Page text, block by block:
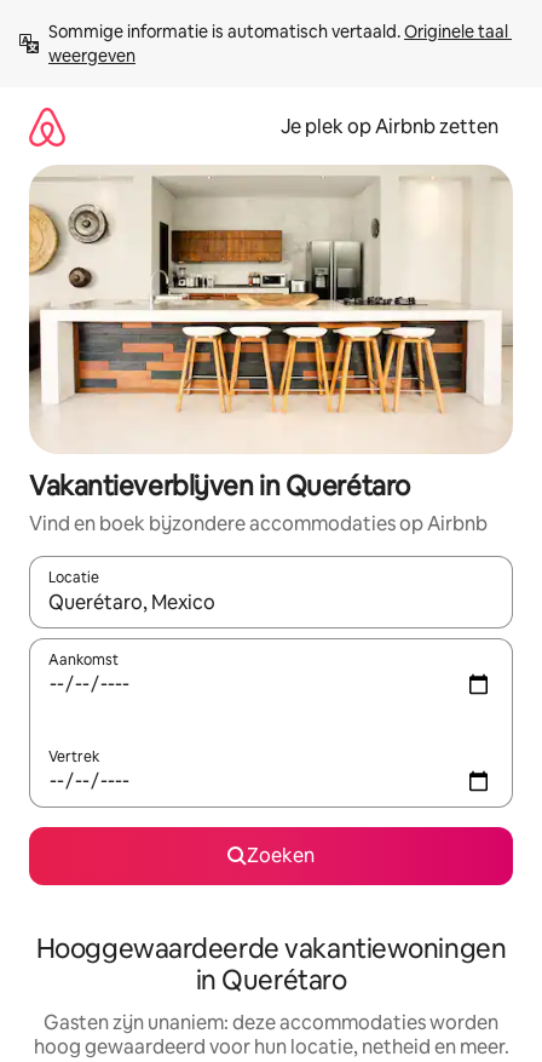
direct
naar
Sommige informatie is automatisch vertaald. Originele taal
weergeven
Je plek op Airbnb zetten
Vakantieverblijven in Querétaro
Vind en boek bijzondere accommodaties op Airbnb
Locatie
Wanneer er resultaten beschikbaar zijn, maak je een keuze
Aankomst
Vertrek
Zoeken
Hooggewaardeerde vakantiewoningen
in Querétaro
Gasten zijn unaniem: deze accommodaties worden
hoog gewaardeerd voor hun locatie, netheid en meer.